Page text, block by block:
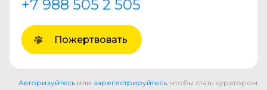
+7 988 505 2 505
Пожертвовать
Авторизуйтесь или зарегестрируйтесь , чтобы стать куратором